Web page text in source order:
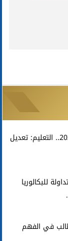
تظلمات الثانوية العامة 2026.. التعليم: تعديل
للبكالوريا
في الفهم